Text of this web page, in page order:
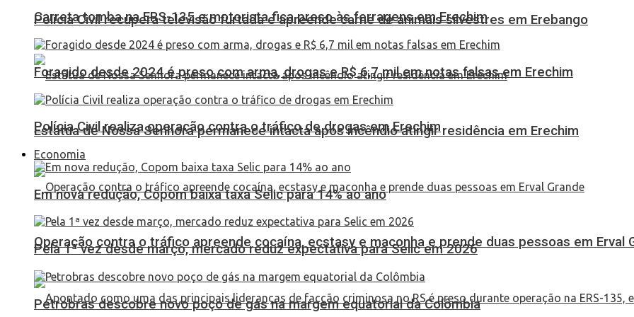
Polícia Civil recupera televisão furtada e apreende carne de animais silvestres em Erebango
Estátua de Nossa Senhora permanece intacta após incêndio atingir residência em Erechim
Operação contra o tráfico apreende cocaína, ecstasy e maconha e prende duas pessoas em Erval
Carreta tomba na ERS-135 e motorista fica preso às ferragens em Erechim
Foragido desde 2024 é preso com arma, drogas e R$ 6,7 mil em notas falsas em Erechim
Polícia Civil realiza operação contra o tráfico de drogas em Erechim
Economia
Em nova redução, Copom baixa taxa Selic para 14% ao ano
Pela 1ª vez desde março, mercado reduz expectativa para Selic em 2026
Petrobras descobre novo poço de gás na margem equatorial da Colômbia